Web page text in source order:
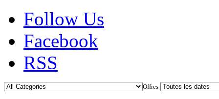
Follow Us
Facebook
RSS
Offres